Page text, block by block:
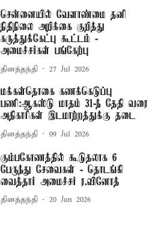
சென்னையில் வேளாண்மை தனி
நிதிநிலை அறிக்கை குறித்து
கருத்துக்கேட்பு கூட்டம் -
அமைச்சர்கள் பங்கேற்பு
தினத்தந்தி 27 Jul 2026
மக்கள்தொகை கணக்கெடுப்பு
பணி:ஆகஸ்டு மாதம் 31-ந் தேதி வரை
அதிகாரிகள் இடமாற்றத்துக்கு தடை
தினத்தந்தி 09 Jul 2026
கும்பகோணத்தில் கூடுதலாக 6
பேருந்து சேவைகள் - தொடங்கி
வைத்தார் அமைச்சர் ர.வினோத்
தினத்தந்தி 20 Jun 2026